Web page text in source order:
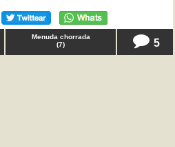
Menuda chorrada
(7) 5